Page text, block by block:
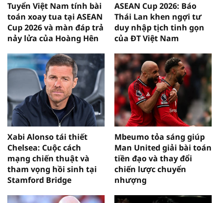
Tuyển Việt Nam tính bài
toán xoay tua tại ASEAN
Cup 2026 và màn đáp trả
nảy lửa của Hoàng Hên
ASEAN Cup 2026: Báo
Thái Lan khen ngợi tư
duy nhập tịch tinh gọn
của ĐT Việt Nam
Xabi Alonso tái thiết
Chelsea: Cuộc cách
mạng chiến thuật và
tham vọng hồi sinh tại
Stamford Bridge
Mbeumo tỏa sáng giúp
Man United giải bài toán
tiền đạo và thay đổi
chiến lược chuyển
nhượng